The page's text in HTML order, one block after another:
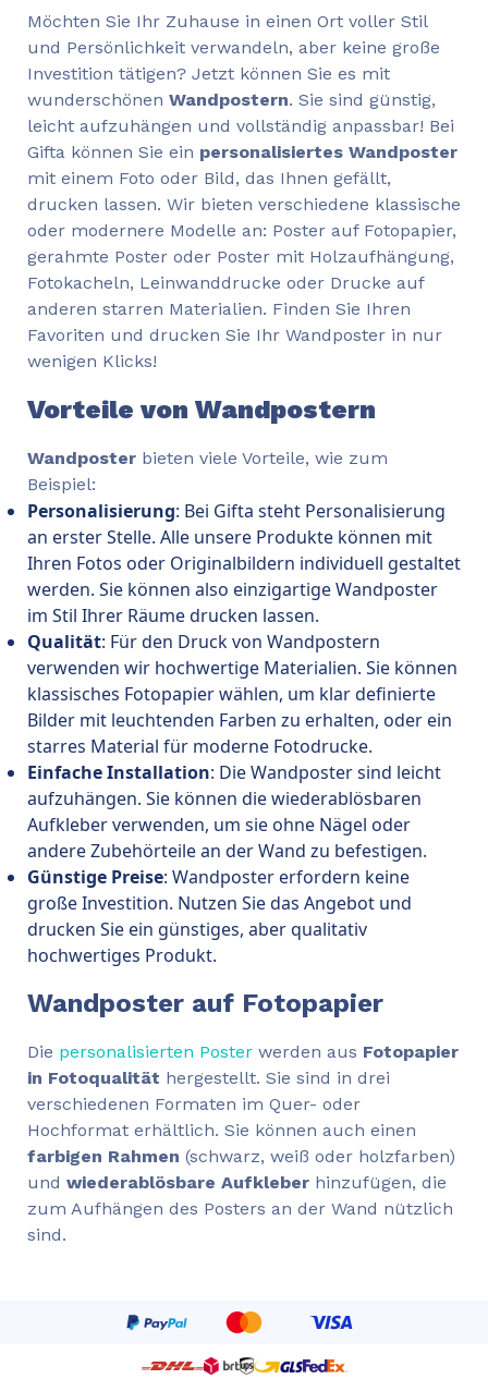
Möchten Sie Ihr Zuhause in einen Ort voller Stil
und Persönlichkeit verwandeln, aber keine große
Investition tätigen? Jetzt können Sie es mit
wunderschönen Wandpostern. Sie sind günstig,
leicht aufzuhängen und vollständig anpassbar! Bei
Gifta können Sie ein personalisiertes Wandposter
mit einem Foto oder Bild, das Ihnen gefällt,
drucken lassen. Wir bieten verschiedene klassische
oder modernere Modelle an: Poster auf Fotopapier,
gerahmte Poster oder Poster mit Holzaufhängung,
Fotokacheln, Leinwanddrucke oder Drucke auf
anderen starren Materialien. Finden Sie Ihren
Favoriten und drucken Sie Ihr Wandposter in nur
wenigen Klicks!
Vorteile von Wandpostern
Wandposter bieten viele Vorteile, wie zum
Beispiel:
Personalisierung: Bei Gifta steht Personalisierung
an erster Stelle. Alle unsere Produkte können mit
Ihren Fotos oder Originalbildern individuell gestaltet
werden. Sie können also einzigartige Wandposter
im Stil Ihrer Räume drucken lassen.
Qualität: Für den Druck von Wandpostern
verwenden wir hochwertige Materialien. Sie können
klassisches Fotopapier wählen, um klar definierte
Bilder mit leuchtenden Farben zu erhalten, oder ein
starres Material für moderne Fotodrucke.
Einfache Installation: Die Wandposter sind leicht
aufzuhängen. Sie können die wiederablösbaren
Aufkleber verwenden, um sie ohne Nägel oder
andere Zubehörteile an der Wand zu befestigen.
Günstige Preise: Wandposter erfordern keine
große Investition. Nutzen Sie das Angebot und
drucken Sie ein günstiges, aber qualitativ
hochwertiges Produkt.
Wandposter auf Fotopapier
Die personalisierten Poster werden aus Fotopapier
in Fotoqualität hergestellt. Sie sind in drei
verschiedenen Formaten im Quer- oder
Hochformat erhältlich. Sie können auch einen
farbigen Rahmen (schwarz, weiß oder holzfarben)
und wiederablösbare Aufkleber hinzufügen, die
zum Aufhängen des Posters an der Wand nützlich
sind.